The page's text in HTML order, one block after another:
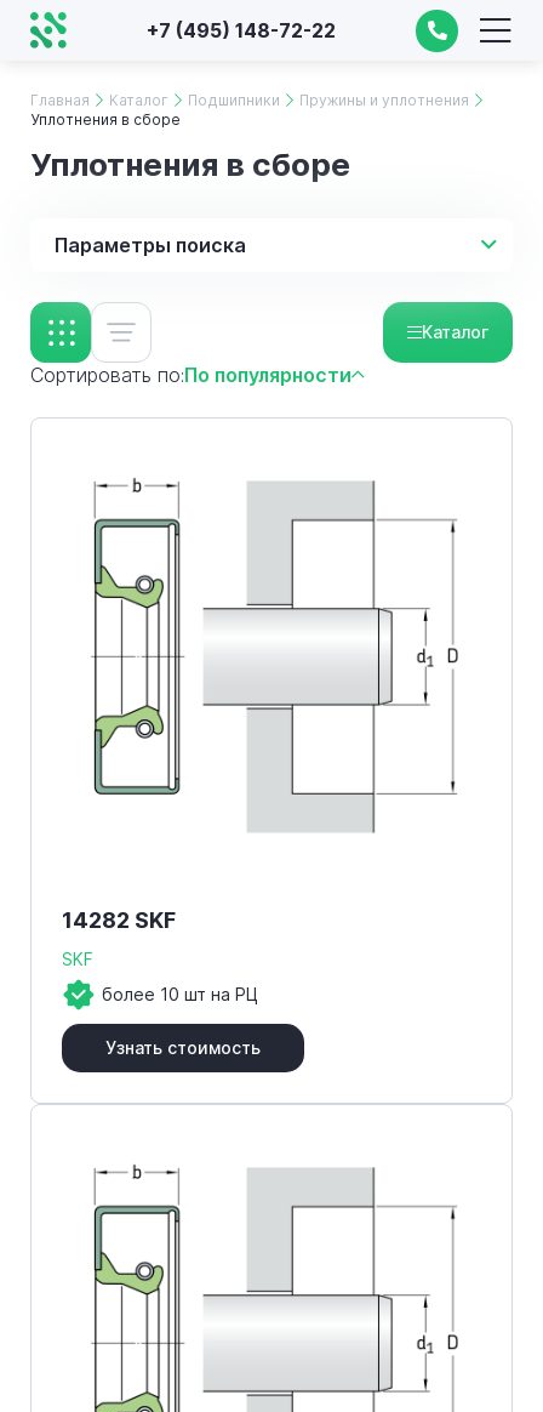
+7 (495) 148-72-22
Главная Каталог Подшипники
Пружины и уплотнения
Уплотнения в сборе
Уплотнения в сборе
Параметры поиска
Каталог
Сортировать по:По популярности
14282 SKF
SKF
более 10 шт на РЦ
Узнать стоимость